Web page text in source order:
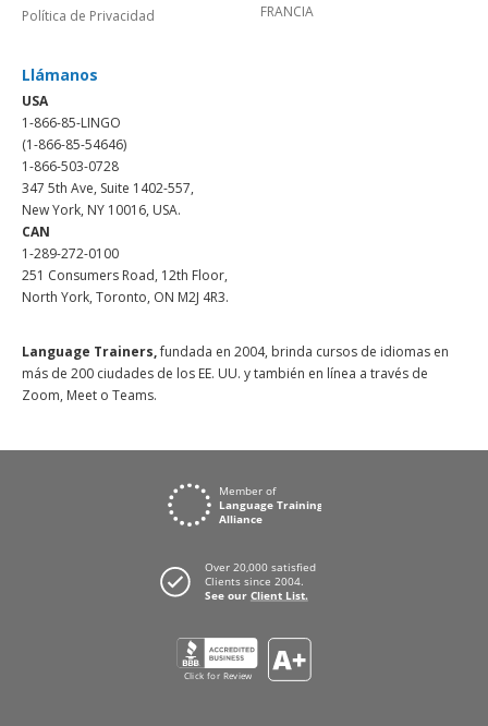
Política de Privacidad
FRANCIA
Llámanos
USA
1-866-85-LINGO
(1-866-85-54646)
1-866-503-0728
347 5th Ave, Suite 1402-557,
New York, NY 10016, USA.
CAN
1-289-272-0100
251 Consumers Road, 12th Floor,
North York, Toronto, ON M2J 4R3.
Language Trainers,fundada en 2004, brinda cursos de idiomas en
más de 200 ciudades de los EE. UU. y también en línea a través de
Zoom, Meet o Teams.